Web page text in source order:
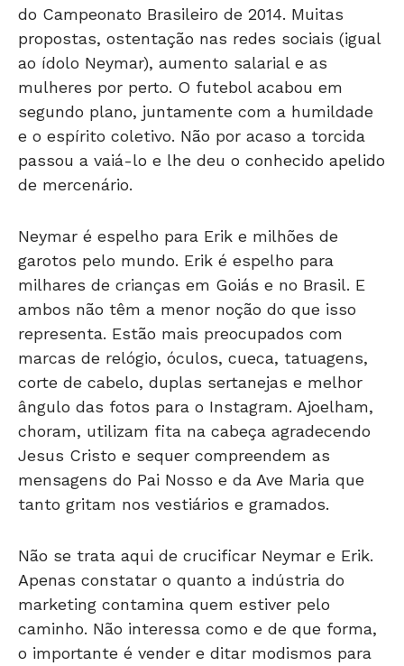
do Campeonato Brasileiro de 2014. Muitas
propostas, ostentação nas redes sociais (igual
ao ídolo Neymar), aumento salarial e as
mulheres por perto. O futebol acabou em
segundo plano, juntamente com a humildade
e o espírito coletivo. Não por acaso a torcida
passou a vaiá-lo e lhe deu o conhecido apelido
de mercenário.
Neymar é espelho para Erik e milhões de
garotos pelo mundo. Erik é espelho para
milhares de crianças em Goiás e no Brasil. E
ambos não têm a menor noção do que isso
representa. Estão mais preocupados com
marcas de relógio, óculos, cueca, tatuagens,
corte de cabelo, duplas sertanejas e melhor
ângulo das fotos para o Instagram. Ajoelham,
choram, utilizam fita na cabeça agradecendo
Jesus Cristo e sequer compreendem as
mensagens do Pai Nosso e da Ave Maria que
tanto gritam nos vestiários e gramados.
Não se trata aqui de crucificar Neymar e Erik.
Apenas constatar o quanto a indústria do
marketing contamina quem estiver pelo
caminho. Não interessa como e de que forma,
o importante é vender e ditar modismos para